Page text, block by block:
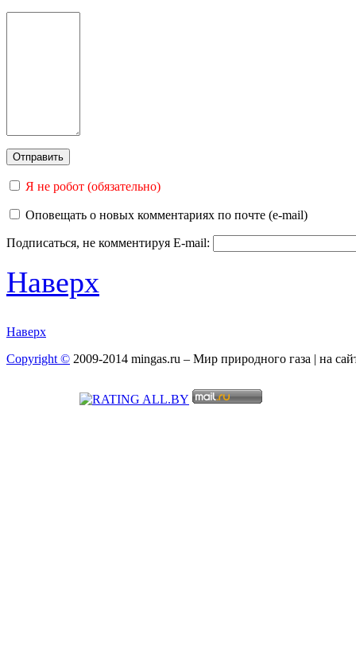
Я не робот (обязательно)
Оповещать о новых комментариях по почте (e-mail)
Подписаться, не комментируя E-mail:
Наверх
Наверх
Copyright © 2009-2014 mingas.ru – Мир природного газа | на